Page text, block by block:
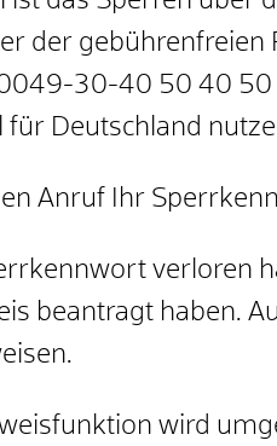
der
30-40 50 40 50
für Deutschland
Anruf Ihr
verloren
beantragt haben.
wird